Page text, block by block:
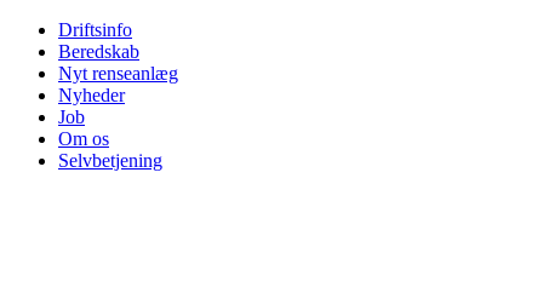
Driftsinfo
Beredskab
Nyt renseanlæg
Nyheder
Job
Om os
Selvbetjening